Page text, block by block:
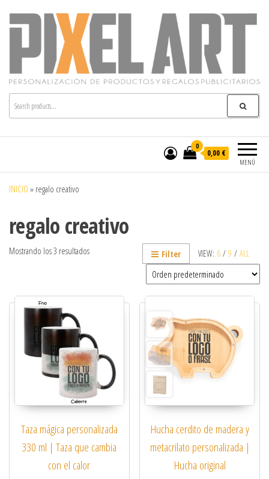
Pixelart
Especialistas en textil publicitario y regalos
personalizados en móstoles
MENÚ
0
0,00 €
INICIO » regalo creativo
regalo creativo
VIEW: 6 / 9 / ALL
Filter
Mostrando los 3 resultados
Taza mágica personalizada
330 ml | Taza que cambia
con el calor
Hucha cerdito de madera y
metacrilato personalizada |
Hucha original